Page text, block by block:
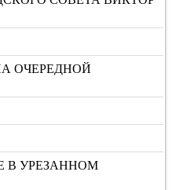
ОЧЕРЕДНОЙ
В УРЕЗАННОМ